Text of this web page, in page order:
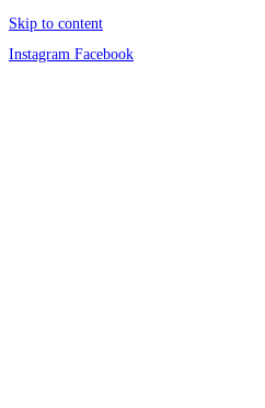
Skip to content
Instagram Facebook